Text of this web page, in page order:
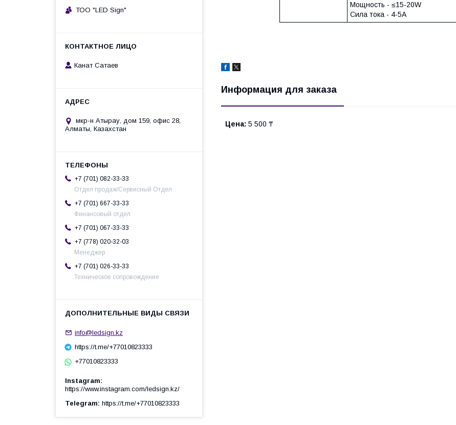
Мощность - ≤15-20W
Сила тока - 4-5A
Информация для заказа
Цена: 5 500 ₸
ТОО "LED Sign"
Канат Сатаев
мкр-н Атырау, дом 159, офис 28,
Алматы, Казахстан
+7 (701) 082-33-33
Отдел продаж/Сервисный Отдел
+7 (701) 667-33-33
Финансовый отдел
+7 (701) 067-33-33
+7 (778) 020-32-03
Менеджер
+7 (701) 026-33-33
Техническое сопровождение
info@ledsign.kz
https://t.me/+77010823333
+77010823333
Instagram
https://www.instagram.com/ledsign.kz/
Telegram https://t.me/+77010823333